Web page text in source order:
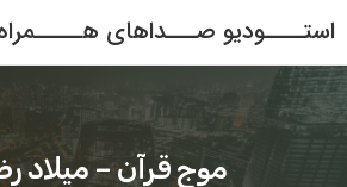
استــــودیو صـــداهای
موج قرآن – میلاد